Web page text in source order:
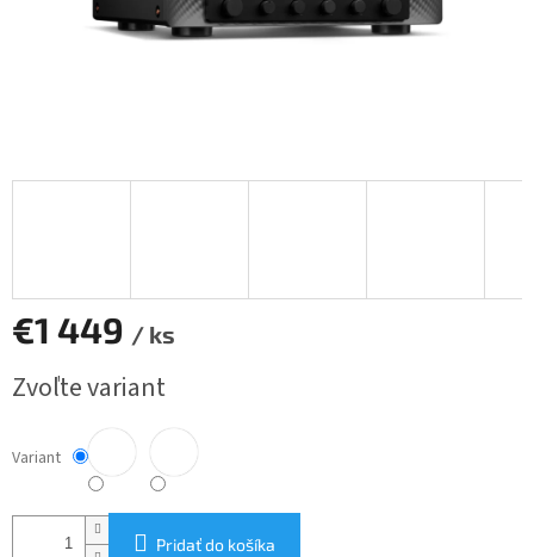
€1 449 / ks
cena:
Zvoľte variant
Variant
Pridať do košíka